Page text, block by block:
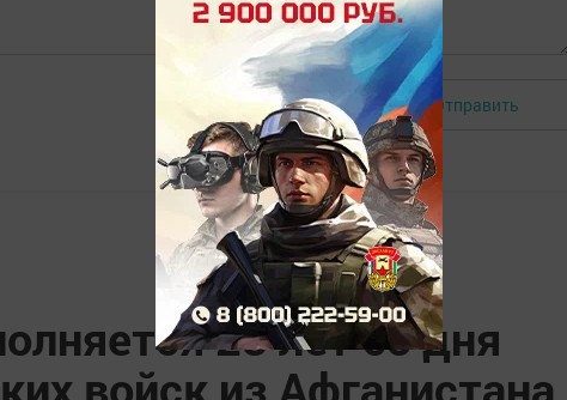
Авторизоваться Отправить
28 лет со дня
войск из Афганистана